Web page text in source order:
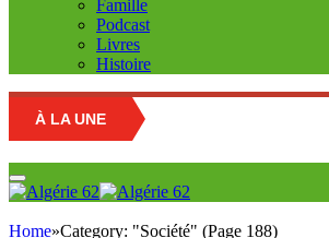
Famille
Podcast
Livres
Histoire
À LA UNE
Home»Category: "Société" (Page 188)